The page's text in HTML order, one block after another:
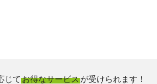
じて お得なサービスが受けられます！